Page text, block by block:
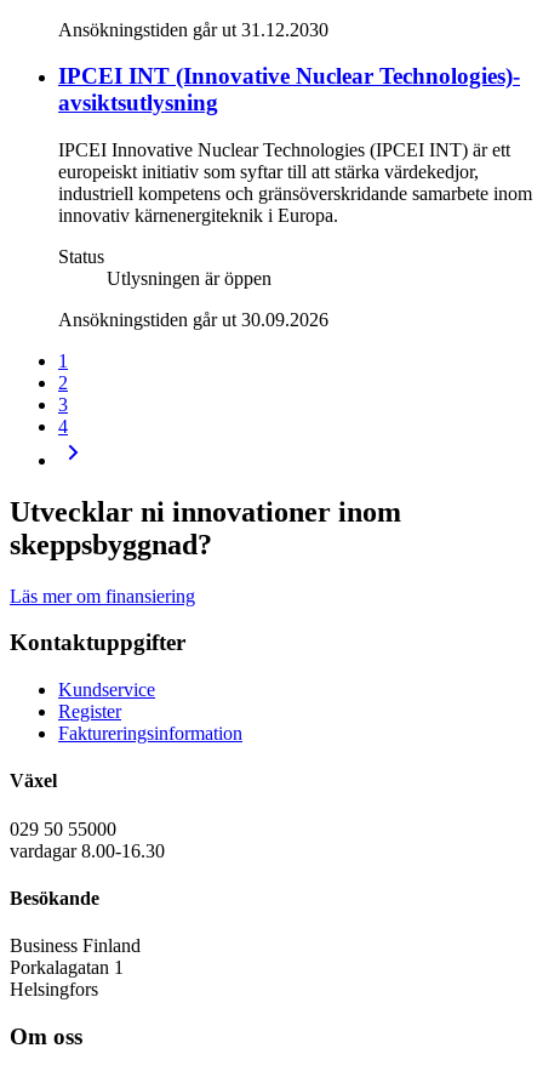
Ansökningstiden går ut 31.12.2030
IPCEI INT (Innovative Nuclear Technologies)-
avsiktsutlysning
IPCEI Innovative Nuclear Technologies (IPCEI INT) är ett
europeiskt initiativ som syftar till att stärka värdekedjor,
industriell kompetens och gränsöverskridande samarbete inom
innovativ kärnenergiteknik i Europa.
Status
Utlysningen är öppen
Ansökningstiden går ut 30.09.2026
1
2
3
4
Utvecklar ni innovationer inom
skeppsbyggnad?
Läs mer om finansiering
Kontaktuppgifter
Kundservice
Register
Faktureringsinformation
Växel
029 50 55000
vardagar 8.00-16.30
Besökande
Business Finland
Porkalagatan 1
Helsingfors
Om oss